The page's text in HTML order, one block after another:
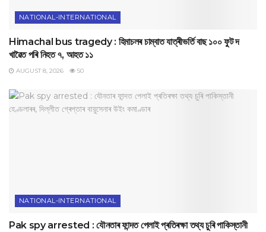
NATIONAL-INTERNATIONAL
Himachal bus tragedy : হিমাচলৰ চাম্বাত যাত্ৰীভৰ্তি বাছ ১০০ ফুট দ
খাৱৈত পৰি নিহত ৭, আহত ১১
AUGUST 8, 2026 50
NATIONAL-INTERNATIONAL
Pak spy arrested : যৌনতাৰ ফান্দত পেলাই প্ৰতিৰক্ষা তথ্য চুৰি পাকিস্তানী